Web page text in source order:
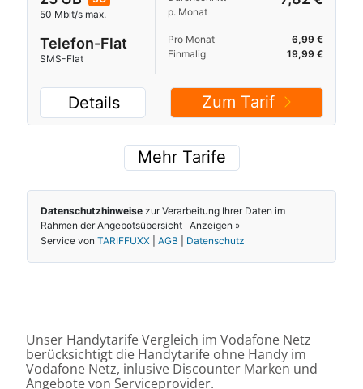
Unser Handytarife Vergleich im Vodafone Netz
berücksichtigt die Handytarife ohne Handy im
Vodafone Netz, inlusive Discounter Marken und
Angebote von Serviceprovider.